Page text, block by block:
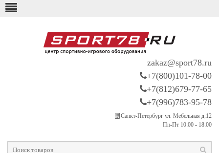
zakaz@sport78.ru
+7(800)101-78-00
+7(812)679-77-65
+7(996)783-95-78
Санкт-Петербург ул. Мебельная д.12
Пн-Пт 10:00 - 18:00